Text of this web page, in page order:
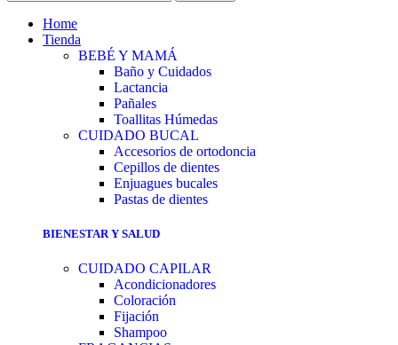
Home
Tienda
BEBÉ Y MAMÁ
Baño y Cuidados
Lactancia
Pañales
Toallitas Húmedas
CUIDADO BUCAL
Accesorios de ortodoncia
Cepillos de dientes
Enjuagues bucales
Pastas de dientes
BIENESTAR Y SALUD
CUIDADO CAPILAR
Acondicionadores
Coloración
Fijación
Shampoo